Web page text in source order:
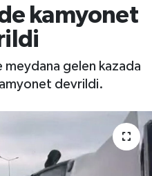
kamyonet
meydana gelen kazada
devrildi.
ve Fikstür